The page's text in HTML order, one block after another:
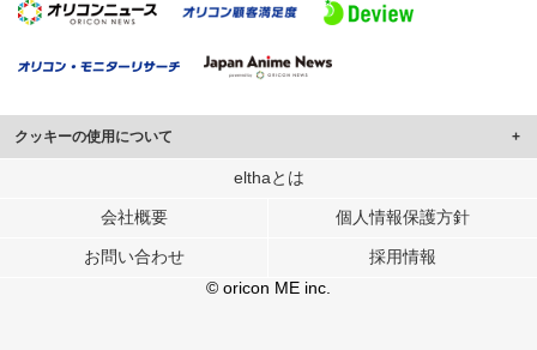
クッキーの使用について
このサイトでは Cookie を使用して、ユーザーに合わせたコンテンツや広告の
行っています。
メディアや広告配信、データ解析の各パートナーに提供しています。
各パートナーは、この情報とユーザーが各パートナーに提供した他の情報や、
ユーザーが各パートナーのサービスを使用したときに収集した他の情報を組み
elthaとは
会社概要 個人情報保護方針
お問い合わせ
採用情報
© oricon ME inc.